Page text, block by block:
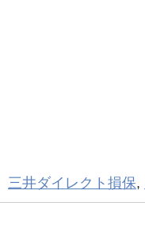
三井ダイレクト損保,